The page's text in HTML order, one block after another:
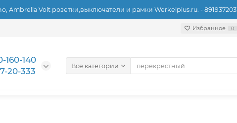
Ambrella Volt розетки,выключатели и рамки Werkelplus.ru. -
Избранное 0
Все категории
160-140
20-333